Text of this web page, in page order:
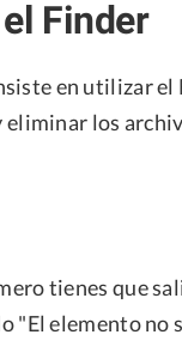
Finder
en utilizar el
los
tienes que
elemento no